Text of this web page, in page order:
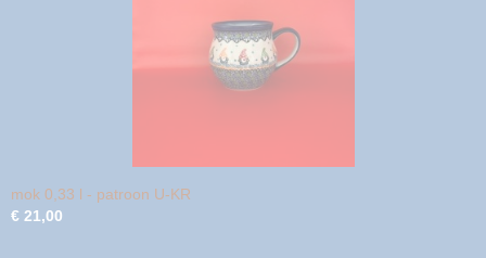
mok 0,33 l - patroon U-KR
€ 21,00